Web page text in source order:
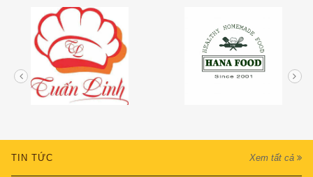
TIN TỨC Xem tất cả